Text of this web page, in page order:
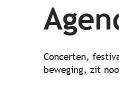
Concerten,
beweging, zit